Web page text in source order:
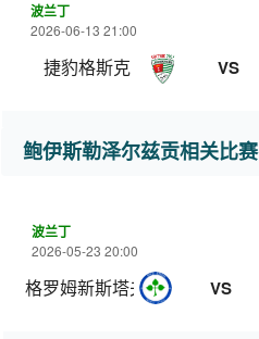
波兰丁
2026-06-13 21:00
捷豹格斯克 VS
鲍伊斯勒泽尔兹贡相关比赛
波兰丁
2026-05-23 20:00
格罗姆新斯塔夫 VS